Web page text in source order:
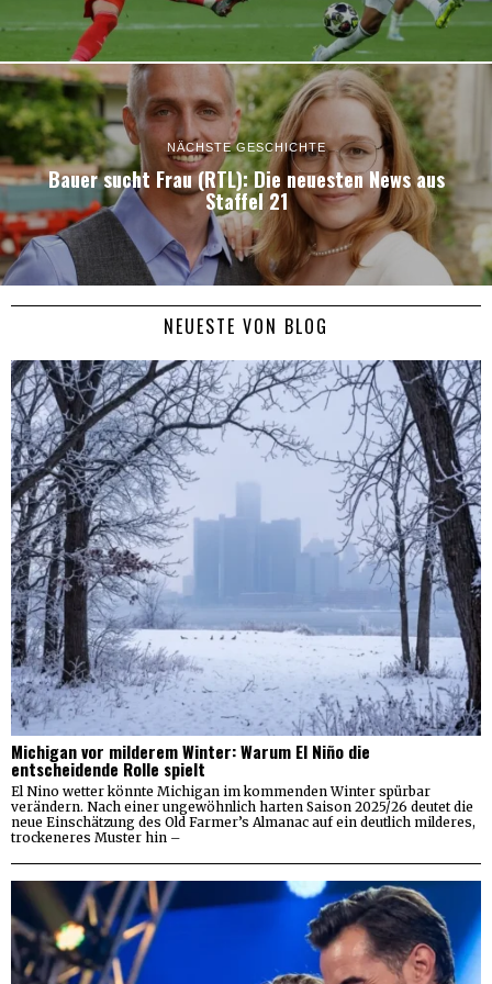
NÄCHSTE GESCHICHTE
Bauer sucht Frau (RTL): Die neuesten News aus
Staffel 21
NEUESTE VON BLOG
Michigan vor milderem Winter: Warum El Niño die
entscheidende Rolle spielt
El Nino wetter könnte Michigan im kommenden Winter spürbar
verändern. Nach einer ungewöhnlich harten Saison 2025/26 deutet die
neue Einschätzung des Old Farmer’s Almanac auf ein deutlich milderes,
trockeneres Muster hin –